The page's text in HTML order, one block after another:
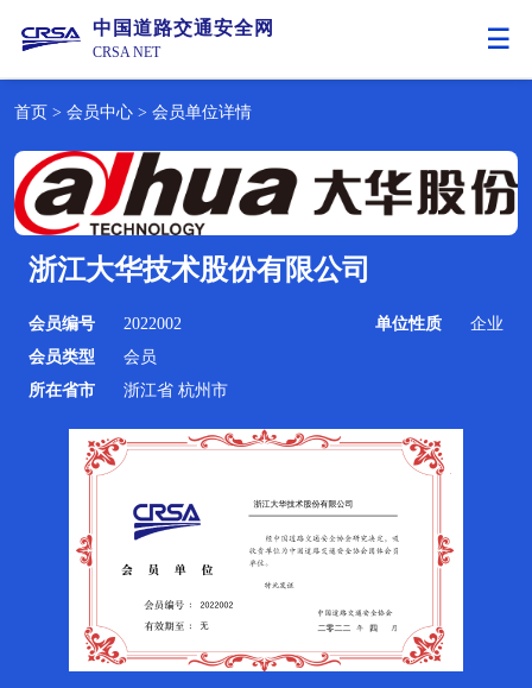
中国道路交通安全网
CRSA NET
首页 > 会员中心 > 会员单位详情
浙江大华技术股份有限公司
会员编号 2022002 单位性质
企业
会员类型
会员
所在省市
浙江省 杭州市